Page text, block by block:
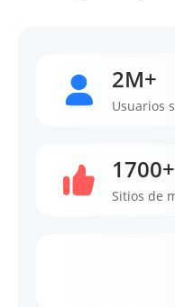
2M+
Usuarios
1700+
Sitios de